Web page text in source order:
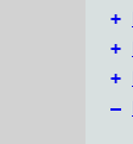
+
+
+
–